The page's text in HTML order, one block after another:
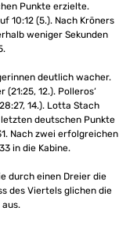
Punkte erzielte.
10:12 (5.). Nach Kröners
weniger Sekunden
deutlich wacher.
12.). Polleros‘
14.). Lotta Stach
deutschen Punkte
Nach zwei erfolgreichen
in die Kabine.
durch einen Dreier die
des Viertels glichen die